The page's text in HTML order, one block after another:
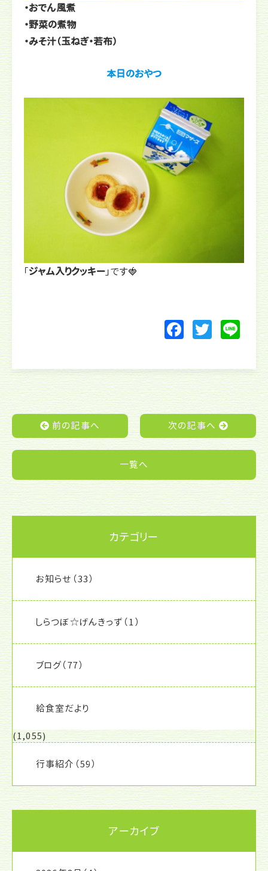
・おでん風煮
・野菜の煮物
・みそ汁（玉ねぎ・若布）
本日のおやつ
「ジャム入りクッキー」です🍓
F
c
e
b
o
o
T
itt
er
Li
e
前の記事へ 次の記事へ
一覧へ
カテゴリー
お知らせ （33）
しらつぼ☆げんきっず （1）
ブログ（77）
給食室だより
(1,055)
行事紹介 （59）
アーカイブ